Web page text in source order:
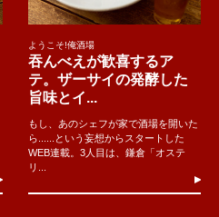
ようこそ!俺酒場
吞んべえが歓喜するア
テ。ザーサイの発酵した
旨味とイ...
もし、あのシェフが家で酒場を開いた
ら......という妄想からスタートした
WEB連載。3人目は、鎌倉「オステ
リ...